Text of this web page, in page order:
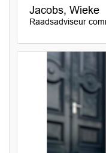
Jacobs, Wieke
Raadsadviseur